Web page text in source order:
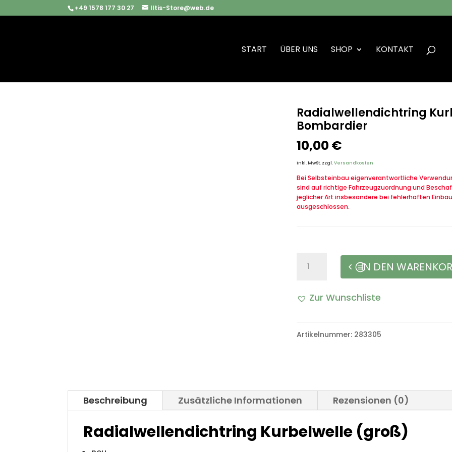
+49 1578 177 30 27 Iltis-Store@web.de
START ÜBER UNS SHOP KONTAKT
Radialwellendichtring
Bombardier
10,00 €
inkl. MwSt. zzgl.Versandkosten
Bei Selbsteinbau eigenverantwortliche
sind auf richtige Fahrzeugzuordnung und
jeglicher Art insbesondere bei fehlerhaften
ausgeschlossen.
Radialwellendichtring
Kurbelwelle
(groß)
Iltis
IN DEN
Zur Wunschliste
l
r
n
a
Artikelnummer: 283305
Beschreibung Zusätzliche Informationen Rezensionen (0)
Radialwellendichtring Kurbelwelle (groß)